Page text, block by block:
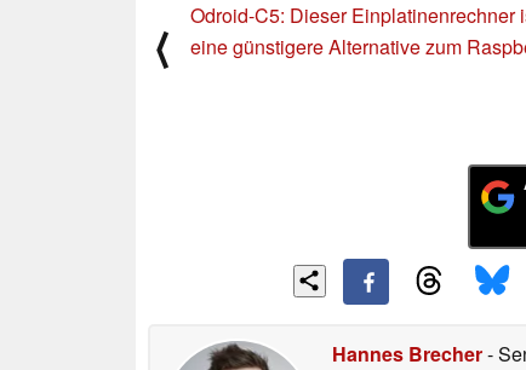
⟨
Odroid-C5: Dieser Einplatinenrechner
eine günstigere Alternative zum
Hannes Brecher-